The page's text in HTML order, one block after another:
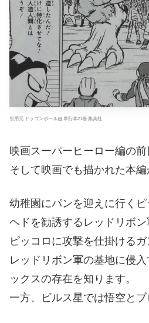
引用元 ドラゴンボール超 単行本21巻 集英社
映画スーパーヒーロー編の前
そして映画でも描かれた本編
幼稚園にパンを迎えに行くピ
ヘドを勧誘するレッドリボン
ピッコロに攻撃を仕掛けるガ
レッドリボン軍の基地に侵
ックスの存在を知ります。
一方、ビルス星では悟空とブ